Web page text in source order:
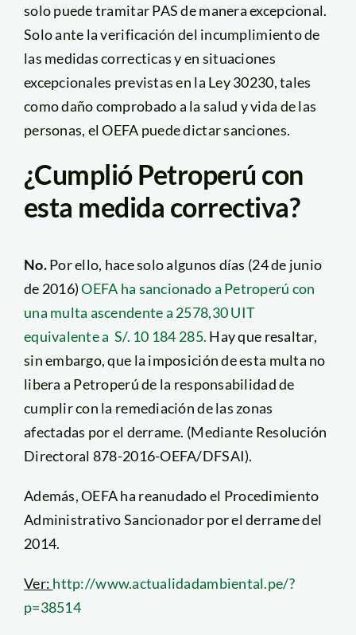
solo puede tramitar PAS de manera excepcional.
Solo ante la verificación del incumplimiento de
las medidas correcticas y en situaciones
excepcionales previstas en la Ley 30230, tales
como daño comprobado a la salud y vida de las
personas, el OEFA puede dictar sanciones.
¿Cumplió Petroperú con
esta medida correctiva?
No.Por ello, hace solo algunos días (24 de junio
de 2016)OEFA ha sancionado a Petroperú con
una multa ascendente a 2578,30 UIT
equivalente a S/. 10 184 285. Hay que resaltar,
sin embargo, que la imposición de esta multa no
libera a Petroperú de la responsabilidad de
cumplir con la remediación de las zonas
afectadas por el derrame. (Mediante Resolución
Directoral 878-2016-OEFA/DFSAI).
Además, OEFA ha reanudado el Procedimiento
Administrativo Sancionador por el derrame del
2014.
Ver: http://www.actualidadambiental.pe/?
p=38514